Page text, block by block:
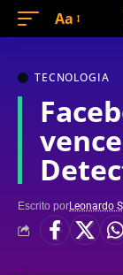
Aa
TECNOLOGIA
Escrito porLeonardo